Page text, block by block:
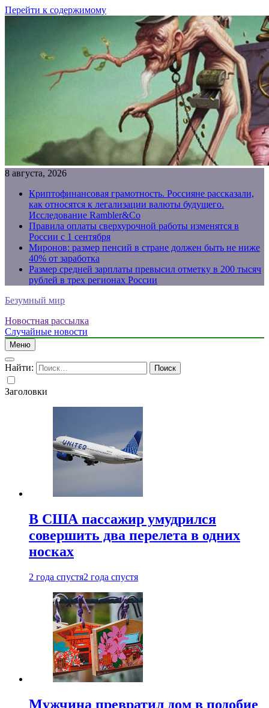
Перейти к содержимому
8 августа, 2026
Криптофинансовая грамотность. Россияне рассказали,
как относятся к легализации валюты будущего.
Исследование Rambler&Co
Правила оплаты сверхурочной работы изменятся в
России с 1 сентября
Миронов: размер пенсий в стране должен быть не ниже
40% от заработка
Размер средней зарплаты превысил отметку в 200 тысяч
рублей в трех регионах России
Безумный мир
Новостная рассылка
Случайные новости
Меню
Найти:
Заголовки
В США пассажир умудрился
совершить два перелета в одних
носках
2 года спустя2 года спустя
Мужчина превратил дом в подобие